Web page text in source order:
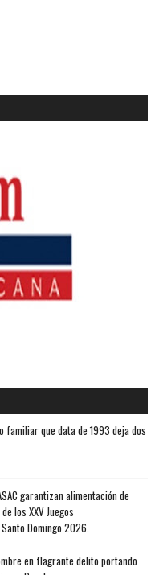
familiar que data de 1993 deja dos
garantizan alimentación de
los XXV Juegos
Domingo 2026.
en flagrante delito portando